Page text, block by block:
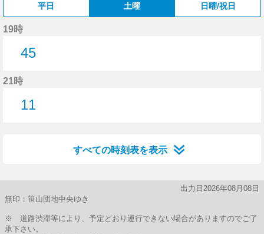
平日 土曜 日曜/祝日
19時
45
21時
11
すべての時刻表を表示
出力日2026年08月08日
無印：笹山団地中央ゆき
※ 道路渋滞等により、予定どおり運行できない場合がありますのでご了
承下さい。